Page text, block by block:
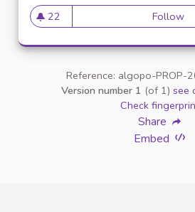
22
22 followers
Follow
Reference: algopo-PROP-
Version number 1 (of 1) see
Check
Share
Embed